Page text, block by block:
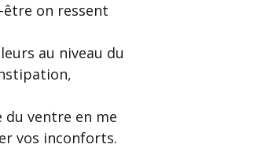
on ressent
au niveau du
du ventre en me
vos inconforts.